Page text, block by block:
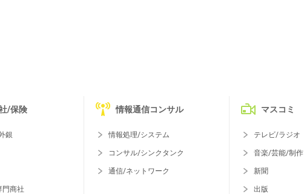
/保険
銀
門商社
情報通信コンサル
情報処理/システム
コンサル/シンクタンク
通信/ネットワーク
マスコミ
テレビ/ラジオ
音楽/芸能/制作
新聞
出版